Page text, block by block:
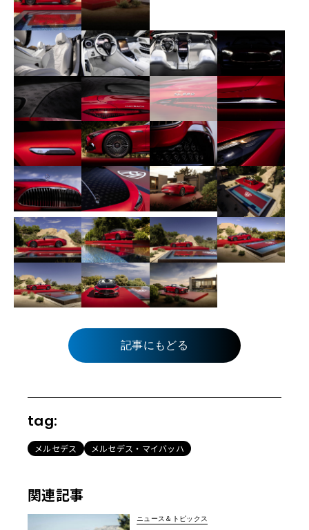
記事にもどる
tag:
メルセデス メルセデス・マイバッハ
関連記事
ニュース＆トピックス